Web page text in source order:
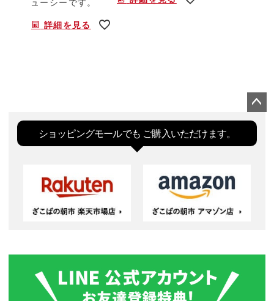
詳細を見る
ペー
ップ
ショッピングモールでも ご購入いただけます。